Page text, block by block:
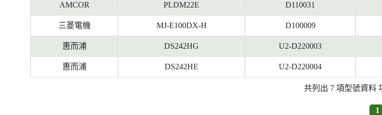
的
源
AMCOR PLDM22E D110031
三菱電機 MJ-E100DX-H D100009
惠而浦 DS242HG U2-D220003
惠而浦 DS242HE U2-D220004
共列出 7 項型號資料
1